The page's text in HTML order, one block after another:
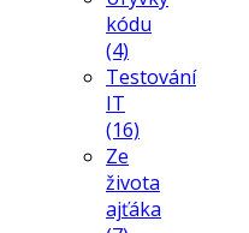
kódu
(4)
Testování
IT
(16)
Ze
života
ajťáka